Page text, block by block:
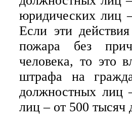
юридических лиц
Если эти
пожара без
человека, то это
штрафа на
должностных лиц
лиц – от 500 тысяч